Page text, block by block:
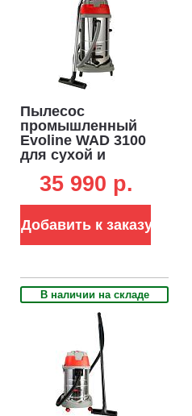
Пылесос
промышленный
Evoline WAD 3100
для сухой и
(PRC, 3.0 кВт, 7800
л/мин, 190 мбар,
шланг 2.5 м, 27 кг)
35 990 p.
Добавить к заказу
В наличии на складе